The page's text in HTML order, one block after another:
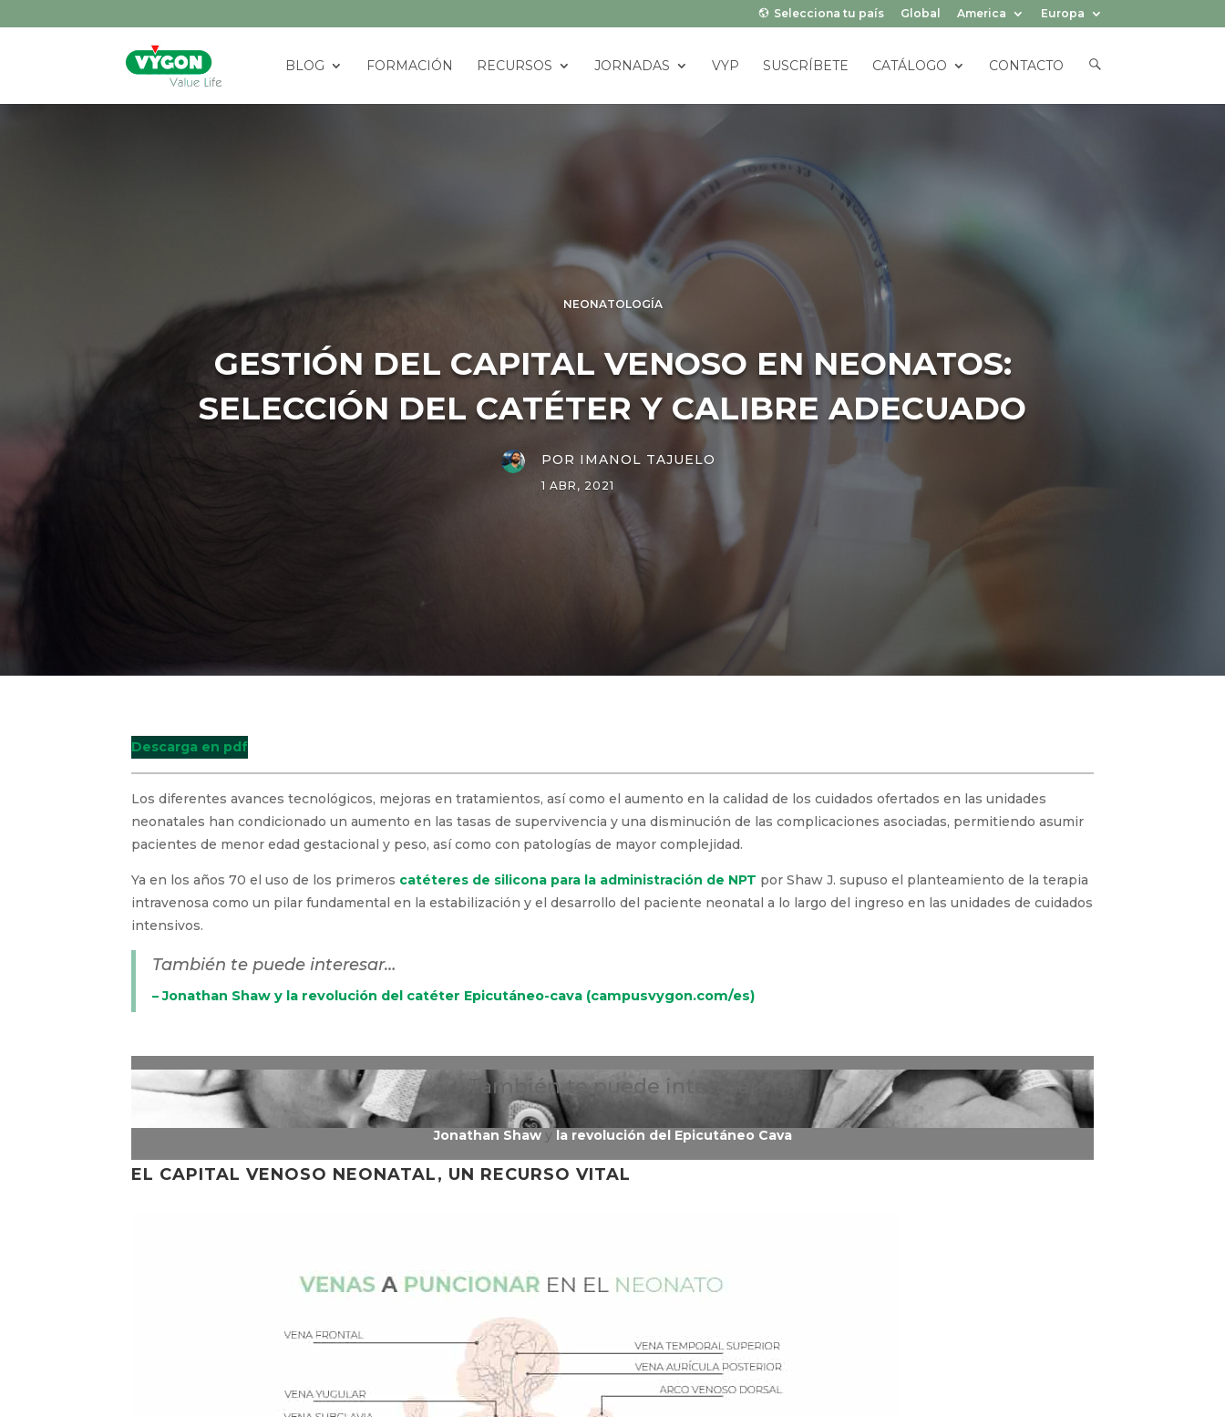
Selecciona tu país Global America Europa
BLOG FORMACIÓN RECURSOS JORNADAS VYP SUSCRÍBETE CATÁLOGO CONTACTO
M
NEONATOLOGÍA
GESTIÓN DEL CAPITAL VENOSO EN NEONATOS:
SELECCIÓN DEL CATÉTER Y CALIBRE ADECUADO
POR IMANOL TAJUELO
1 ABR, 2021
Descarga en pdf
Los diferentes avances tecnológicos, mejoras en tratamientos, así como el aumento en la calidad de los cuidados ofertados en las unidades
neonatales han condicionado un aumento en las tasas de supervivencia y una disminución de las complicaciones asociadas, permitiendo asumir
pacientes de menor edad gestacional y peso, así como con patologías de mayor complejidad.
Ya en los años 70 el uso de los primeros catéteres de silicona para la administración de NPT por Shaw J. supuso el planteamiento de la terapia
intravenosa como un pilar fundamental en la estabilización y el desarrollo del paciente neonatal a lo largo del ingreso en las unidades de cuidados
intensivos.
También te puede interesar…
– Jonathan Shaw y la revolución del catéter Epicutáneo-cava (campusvygon.com/es)
También te puede interesar
Jonathan Shaw y la revolución del Epicutáneo Cava
EL CAPITAL VENOSO NEONATAL, UN RECURSO VITAL